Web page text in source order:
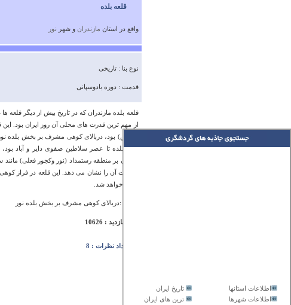
تاریخ ایران
اطلاعات استانها
ترین های ایران
اطلاعات شهرها
قلعه بلده
واقع در استان مازندران و شهر نور
نوع بنا : تاریخی
قدمت : دوره بادوسپانی
قلعه بلده مازندران که در تاریخ بیش از دیگر
از مهم ترین قدرت های محلی آن روز ایران بود. این
کاووس) بود، دربالای کوهی مشرف بر بخش بلده
قلعه بلده تا عصر سلاطین صفوی دایر و آباد
خاندان بر منطقه رستمداد (نور وکجور فعلی)
عظمت آن را نشان می دهد. این قلعه در فراز
تبدیل خواهد شد.
آدرس :دربالای کوهی مشرف بر بخش بلده نور
تعداد بازدید : 10626
تعداد نظرات : 8